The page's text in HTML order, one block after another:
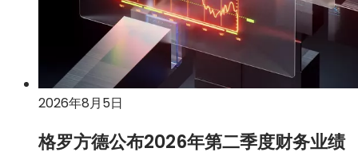
中
2026年8月5日
格罗方德公布2026年第二季度财务业绩